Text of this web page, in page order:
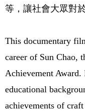
等，讓社會大眾對
This documentary
career of Sun Chao,
Achievement
educational
achievements of